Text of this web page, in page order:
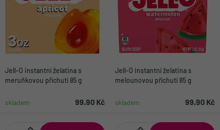
Jell-O instantní želatina s
meruňkovou příchutí 85 g
skladem 99,90 Kč
Jell-O instantní želatina s
melounovou příchutí 85 g
skladem 99,90 Kč